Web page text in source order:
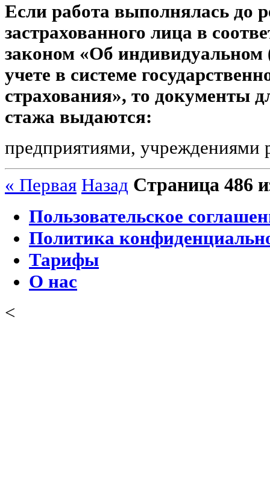
Если работа выполнялась до
застрахованного лица в
законом «Об
учете в системе
страхования», то документы
стажа выдаются:
предприятиями, учреждениями
« Первая Назад Страница 486
Пользовательское
Политика
Тарифы
О нас
<